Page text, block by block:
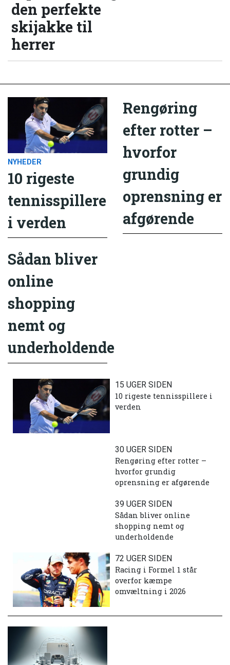
den perfekte
skijakke til
herrer
NYHEDER
10 rigeste
tennisspillere
i verden
Rengøring
efter rotter –
hvorfor
grundig
oprensning er
afgørende
Sådan bliver
online
shopping
nemt og
underholdende
15 UGER SIDEN
10 rigeste tennisspillere i
verden
30 UGER SIDEN
Rengøring efter rotter –
hvorfor grundig
oprensning er afgørende
39 UGER SIDEN
Sådan bliver online
shopping nemt og
underholdende
72 UGER SIDEN
Racing i Formel 1 står
overfor kæmpe
omvæltning i 2026